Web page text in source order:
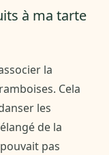
à ma tarte
la
Cela
les
de la
pas